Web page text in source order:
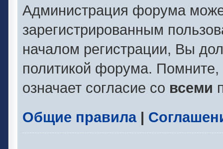
Администрация форума
зарегистрированным
началом регистрации, Вы
политикой форума.
означает согласие со всеми
Общие правила|